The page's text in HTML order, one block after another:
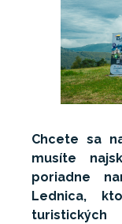
Chcete sa
musíte
poriadne
Lednica,